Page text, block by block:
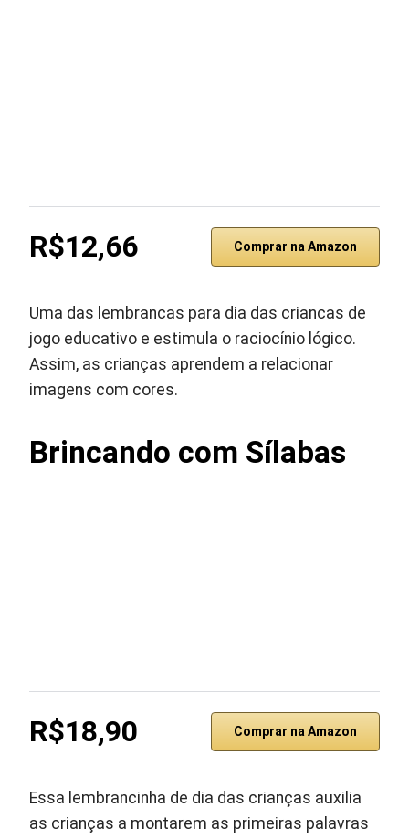
R$12,66 Comprar na Amazon
Uma das lembrancas para dia das criancas de
jogo educativo e estimula o raciocínio lógico.
Assim, as crianças aprendem a relacionar
imagens com cores.
Brincando com Sílabas
R$18,90 Comprar na Amazon
Essa lembrancinha de dia das crianças auxilia
as crianças a montarem as primeiras palavras